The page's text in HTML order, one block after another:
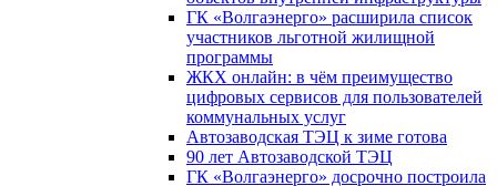
ГК «Волгаэнерго» расширила список
участников льготной жилищной
программы
ЖКХ онлайн: в чём преимущество
цифровых сервисов для пользователей
коммунальных услуг
Автозаводская ТЭЦ к зиме готова
90 лет Автозаводской ТЭЦ
ГК «Волгаэнерго» досрочно построила